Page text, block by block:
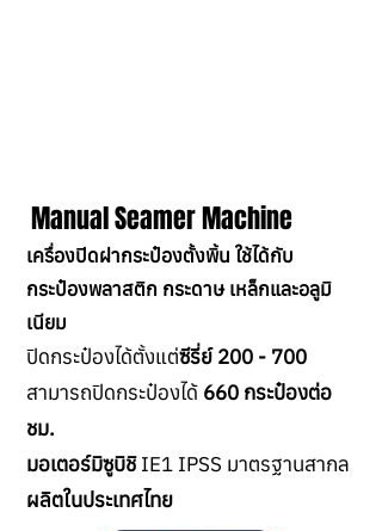
Manual Seamer Machine
เครื่องปิดฝากระป๋องตั้งพิ้น ใช้ได้กับ
กระป๋องพลาสติก กระดาษ เหล็กและอลูมิ
เนียม
ปิดกระป๋องได้ตั้งแต่ซีรี่ย์ 200 - 700
สามารถปิดกระป๋องได้ 660 กระป๋องต่อ
ชม.
มอเตอร์มิซูบิชิIE1 IPSS มาตรฐานสากล
ผลิตในประเทศไทย